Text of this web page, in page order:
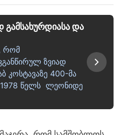
და
რომ
ზვიად
კოსტავაზე 400-მა
წელს ლეონიდე